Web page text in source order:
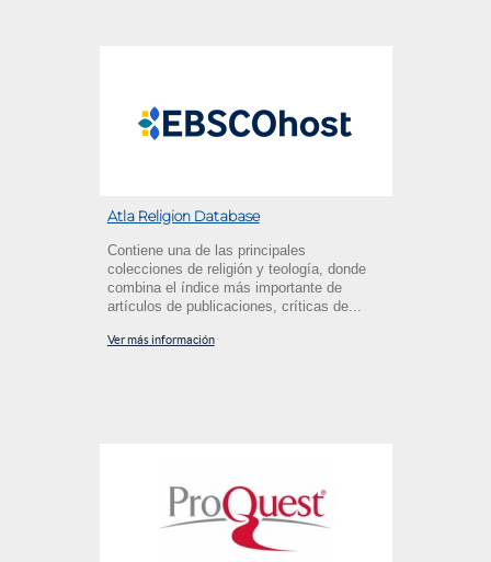
Atla Religion Database
Contiene una de las principales
colecciones de religión y teología, donde
combina el índice más importante de
artículos de publicaciones, críticas de...
Ver más información